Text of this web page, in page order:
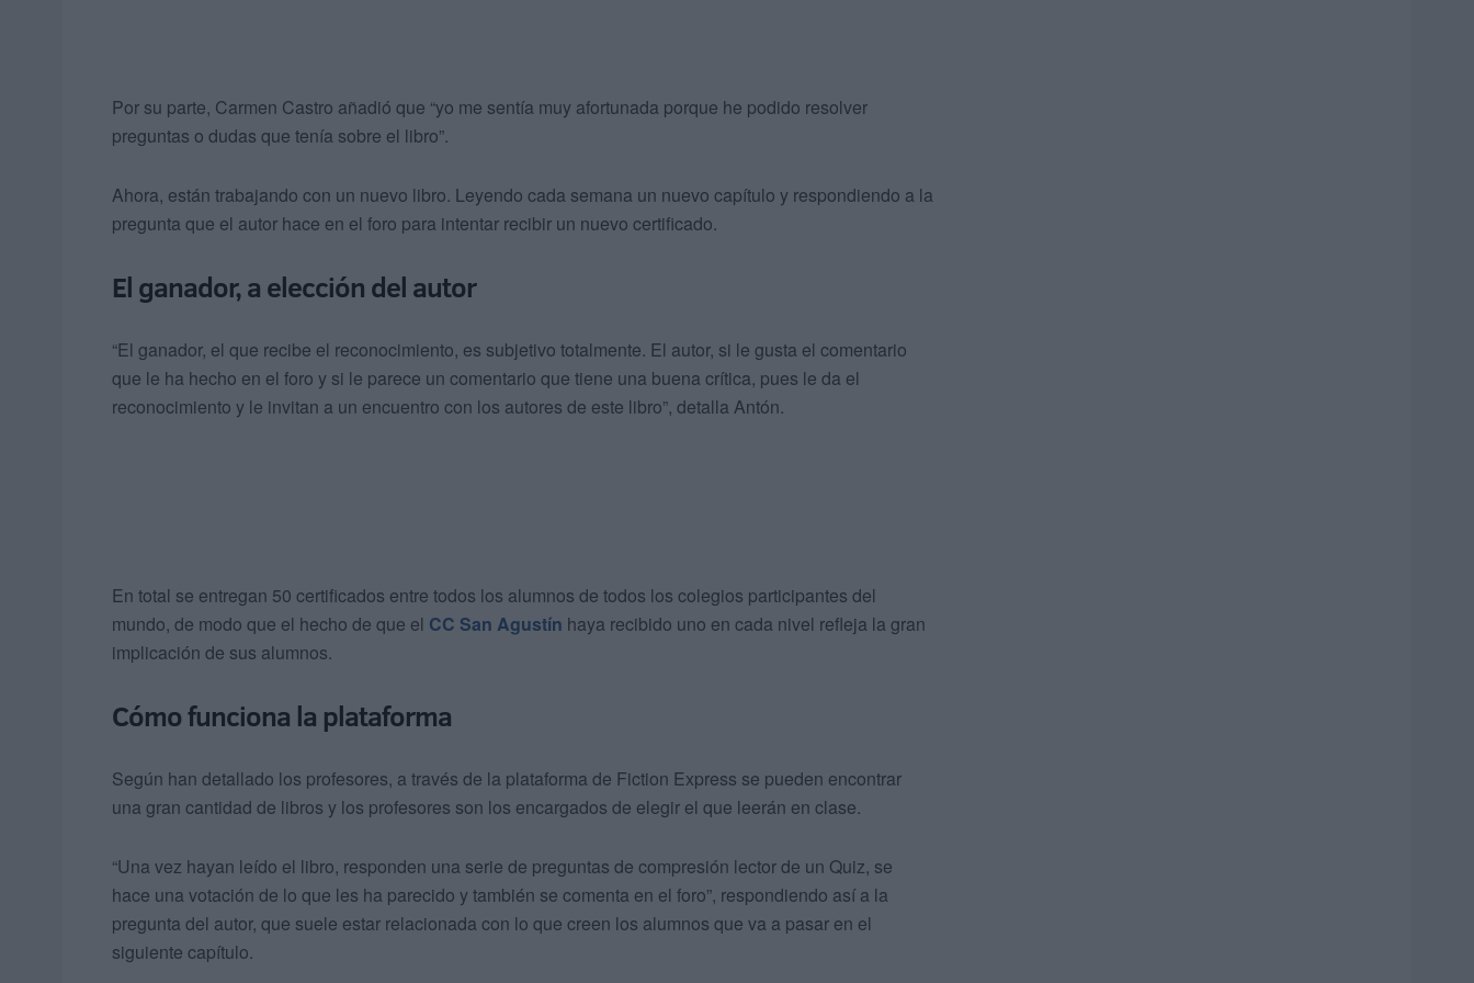
Por su parte, Carmen Castro añadió que “yo me sentía muy afortunada porque he podido resolver
preguntas o dudas que tenía sobre el libro”.
Ahora, están trabajando con un nuevo libro. Leyendo cada semana un nuevo capítulo y respondiendo a la
pregunta que el autor hace en el foro para intentar recibir un nuevo certificado.
El ganador, a elección del autor
“El ganador, el que recibe el reconocimiento, es subjetivo totalmente. El autor, si le gusta el comentario
que le ha hecho en el foro y si le parece un comentario que tiene una buena crítica, pues le da el
reconocimiento y le invitan a un encuentro con los autores de este libro”, detalla Antón.
En total se entregan 50 certificados entre todos los alumnos de todos los colegios participantes del
mundo, de modo que el hecho de que el CC San Agustín haya recibido uno en cada nivel refleja la gran
implicación de sus alumnos.
Cómo funciona la plataforma
Según han detallado los profesores, a través de la plataforma de Fiction Express se pueden encontrar
una gran cantidad de libros y los profesores son los encargados de elegir el que leerán en clase.
“Una vez hayan leído el libro, responden una serie de preguntas de compresión lector de un Quiz, se
hace una votación de lo que les ha parecido y también se comenta en el foro”, respondiendo así a la
pregunta del autor, que suele estar relacionada con lo que creen los alumnos que va a pasar en el
siguiente capítulo.